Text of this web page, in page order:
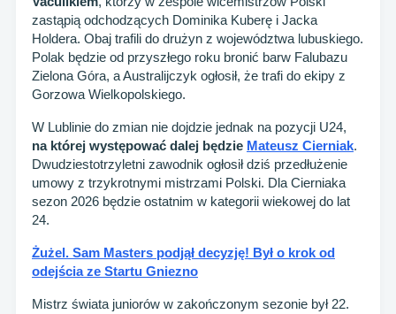
zastąpią odchodzących Dominika Kuberę i Jacka
Holdera. Obaj trafili do drużyn z województwa lubuskiego.
Polak będzie od przyszłego roku bronić barw Falubazu
Zielona Góra, a Australijczyk ogłosił, że trafi do ekipy z
Gorzowa Wielkopolskiego.
W Lublinie do zmian nie dojdzie jednak na pozycji U24,
na której występować dalej będzie Mateusz Cierniak.
Dwudziestotrzyletni zawodnik ogłosił dziś przedłużenie
umowy z trzykrotnymi mistrzami Polski. Dla Cierniaka
sezon 2026 będzie ostatnim w kategorii wiekowej do lat
24.
Żużel. Sam Masters podjął decyzję! Był o krok od
odejścia ze Startu Gniezno
Mistrz świata juniorów w zakończonym sezonie był 22.